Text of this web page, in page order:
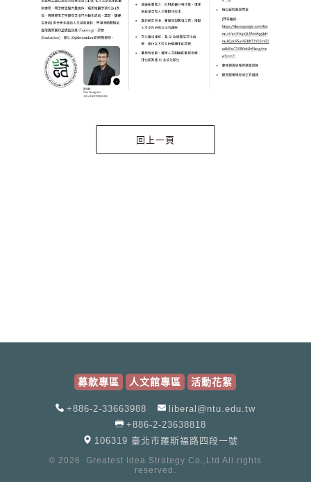
募款專區 人文館專區 活動花絮
+886-2-33663988
liberal@ntu.edu.tw
+886-2-23638818
106319 臺北市羅斯福路四段一號
© 2026Greatest Idea Strategy Co.,Ltd All rights
reserved.